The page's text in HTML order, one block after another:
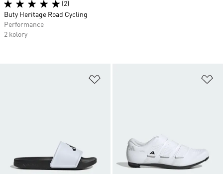
(2)
Buty Heritage Road Cycling
Performance
2 kolory